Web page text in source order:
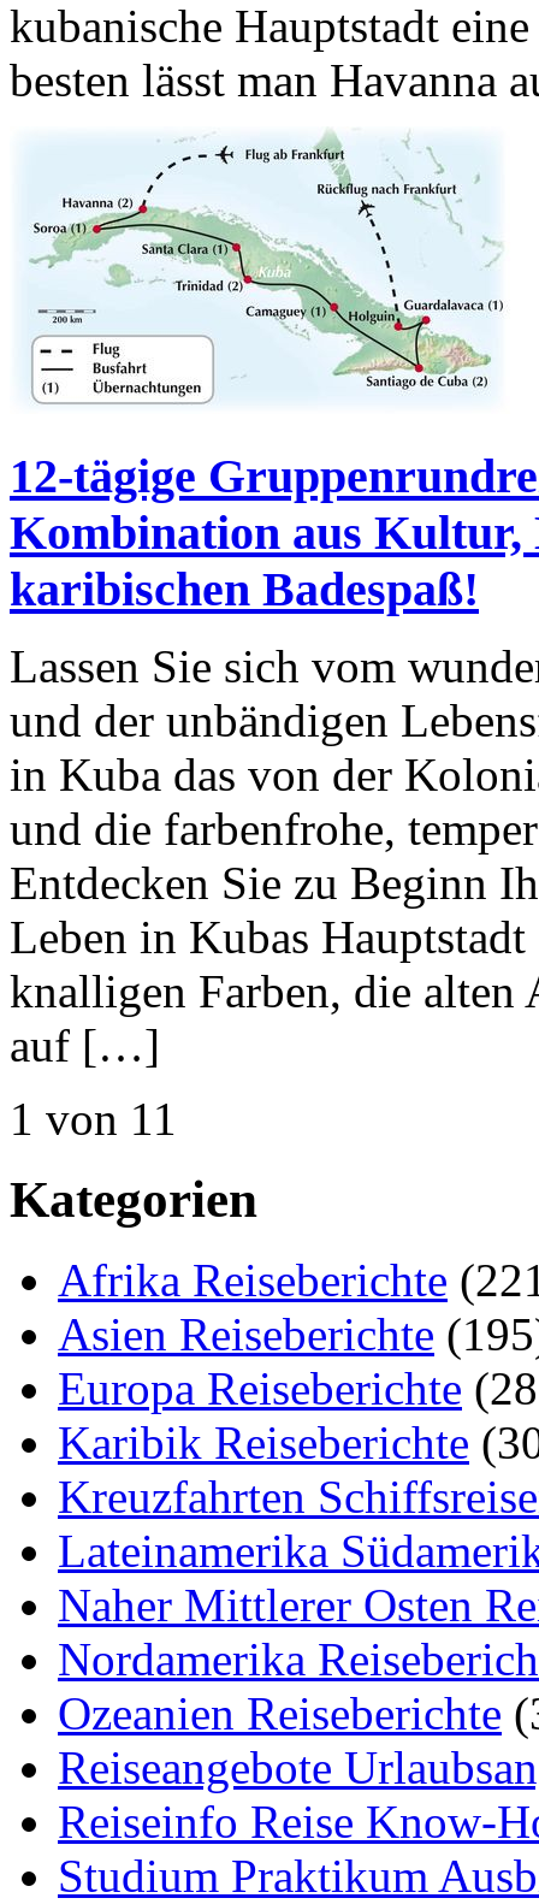
kubanische Hauptstadt
besten lässt man Havanna
12-tägige
Kombination aus
karibischen Badespaß!
Lassen Sie sich vom
und der unbändigen
in Kuba das von der
und die farbenfrohe,
Entdecken Sie zu Beginn
Leben in Kubas
knalligen Farben, die
auf […]
1 von 11
Kategorien
Afrika Reiseberichte
Asien Reiseberichte
Europa Reiseberichte
Karibik Reiseberichte
Kreuzfahrten
Lateinamerika
Naher Mittlerer Osten
Nordamerika
Ozeanien Reiseberichte
Reiseangebote
Reiseinfo Reise Know-
Studium Praktikum